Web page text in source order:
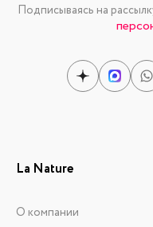
Подписываясь на
La Nature
О компании